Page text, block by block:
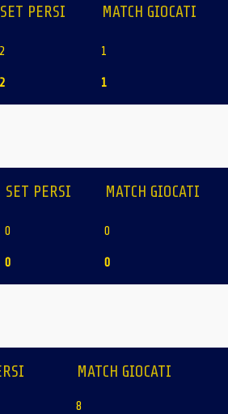
SET PERSI MATCH GIOCATI
2 1
2 1
SET PERSI MATCH GIOCATI
0 0
0 0
MATCH GIOCATI
8